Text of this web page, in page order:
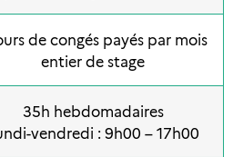
de congés payés par mois
entier de stage
35h hebdomadaires
vendredi : 9h00 – 17h00